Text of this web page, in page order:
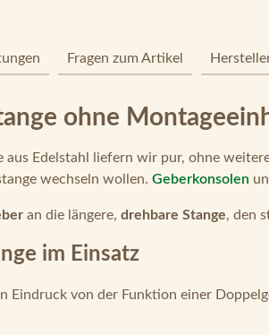
Fragen zum Artikel
ohne
aus Edelstahl liefern wir pur, ohne
wechseln wollen. Geberkonsolen
an die längere, drehbare Stange, den s
im Einsatz
Eindruck von der Funktion einer